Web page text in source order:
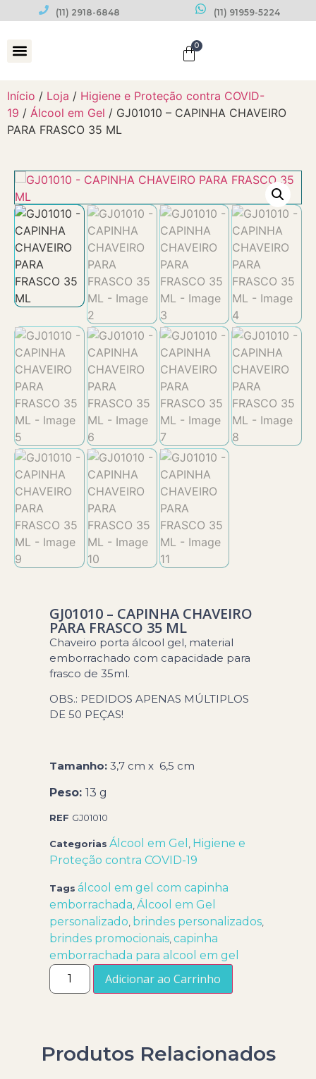
(11) 2918-6848 (11) 91959-5224
0
Início / Loja / Higiene e Proteção contra COVID-
19 / Álcool em Gel / GJ01010 – CAPINHA CHAVEIRO
PARA FRASCO 35 ML
GJ01010 – CAPINHA CHAVEIRO
PARA FRASCO 35 ML
Chaveiro porta álcool gel, material
emborrachado com capacidade para
frasco de 35ml.
OBS.: PEDIDOS APENAS MÚLTIPLOS
DE 50 PEÇAS!
Tamanho: 3,7 cm x 6,5 cm
Peso: 13 g
REF GJ01010
Categorias Álcool em Gel
Higiene e
Proteção contra COVID-19
Tags álcool em gel com capinha
emborrachada ,Álcool em Gel
personalizado brindes personalizados
brindes promocionais ,capinha
emborrachada para alcool em gel
Adicionar ao Carrinho
Produtos Relacionados